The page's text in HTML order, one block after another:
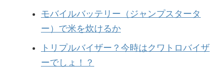
モバイルバッテリー（ジャンプスタータ
ー）で米を炊けるか
トリプルバイザー？今時はクワトロバイザ
ーでしょ！？